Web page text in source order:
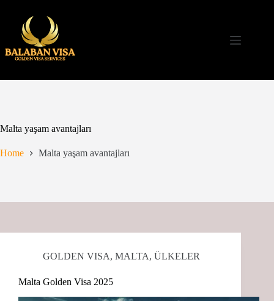
content
Malta yaşam avantajları
Home Malta yaşam avantajları
GOLDEN VISA, MALTA, ÜLKELER
Malta Golden Visa 2025